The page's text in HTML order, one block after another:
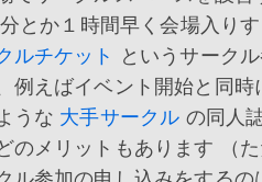
とか１時間早く会場入り
ルチケット
というサーク
例えばイベント開始と同時
うな 大手サークル の同人
のメリットもあります （